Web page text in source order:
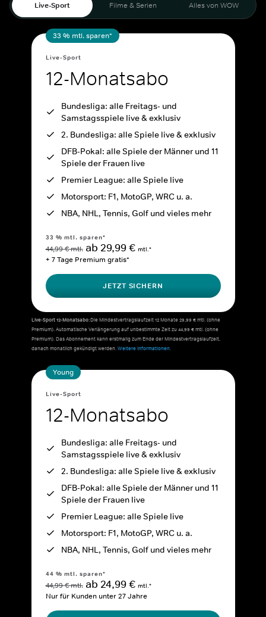
Live-Sport Filme & Serien Alles von WOW
33 % mtl. sparen*
Live-Sport
12-Monatsabo
Bundesliga: alle Freitags- und
Samstagsspiele live & exklusiv
2. Bundesliga: alle Spiele live & exklusiv
DFB-Pokal: alle Spiele der Männer und 11
Spiele der Frauen live
Premier League: alle Spiele live
Motorsport: F1, MotoGP, WRC u. a.
NBA, NHL, Tennis, Golf und vieles mehr
33 % mtl. sparen*
44,99 € mtl. ab 29,99 € mtl.*
+ 7 Tage Premium gratis*
JETZT SICHERN
Live-Sport 12-Monatsabo:Die Mindestvertragslaufzeit 12 Monate 29,99 € mtl. (ohne
Premium). Automatische Verlängerung auf unbestimmte Zeit zu 44,99 € mtl. (ohne
Premium). Das Abonnement kann erstmalig zum Ende der Mindestvertragslaufzeit,
danach monatlich gekündigt werden.Weitere Informationen.
Young
Live-Sport
12-Monatsabo
Bundesliga: alle Freitags- und
Samstagsspiele live & exklusiv
2. Bundesliga: alle Spiele live & exklusiv
DFB-Pokal: alle Spiele der Männer und 11
Spiele der Frauen live
Premier League: alle Spiele live
Motorsport: F1, MotoGP, WRC u. a.
NBA, NHL, Tennis, Golf und vieles mehr
44 % mtl. sparen*
44,99 € mtl. ab 24,99 € mtl.*
Nur für Kunden unter 27 Jahre